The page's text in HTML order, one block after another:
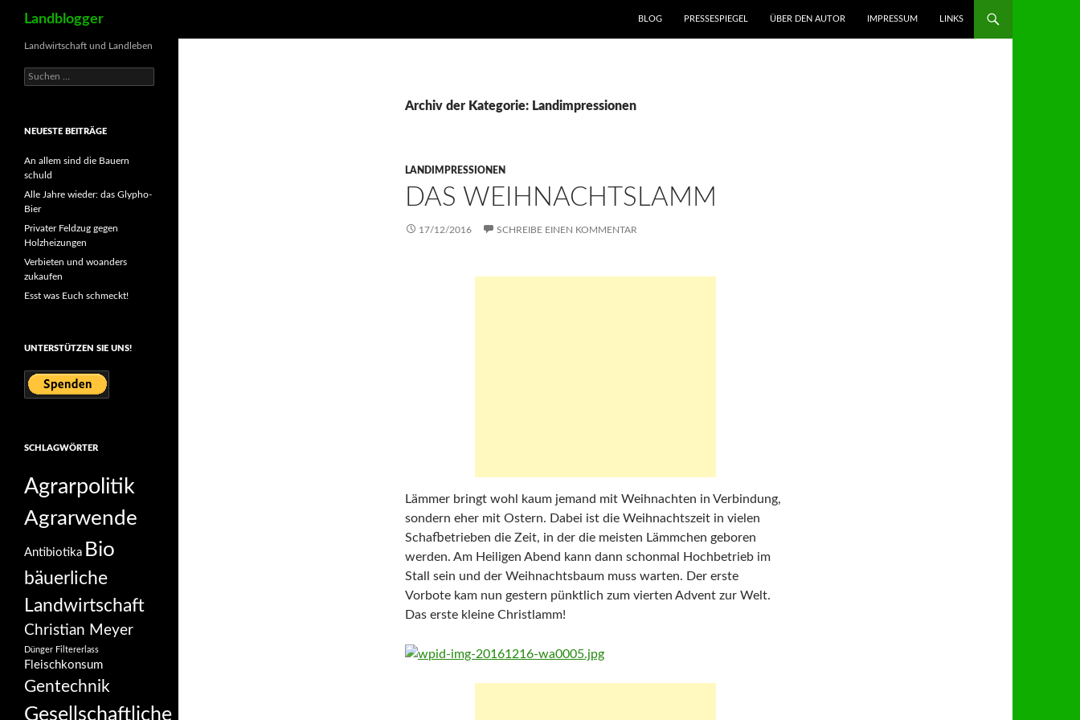
Landblogger
BLOG
PRESSESPIEGEL ÜBER DEN AUTOR IMPRESSUM LINKS
Archiv der Kategorie: Landimpressionen
LANDIMPRESSIONEN
DAS WEIHNACHTSLAMM
17/12/2016 SCHREIBE EINEN KOMMENTAR
Lämmer bringt wohl kaum jemand mit Weihnachten in Verbindung,
sondern eher mit Ostern. Dabei ist die Weihnachtszeit in vielen
Schafbetrieben die Zeit, in der die meisten Lämmchen geboren
werden. Am Heiligen Abend kann dann schonmal Hochbetrieb im
Stall sein und der Weihnachtsbaum muss warten. Der erste
Vorbote kam nun gestern pünktlich zum vierten Advent zur Welt.
Das erste kleine Christlamm!
Landwirtschaft und Landleben
Suchen
nach:
NEUESTE BEITRÄGE
An allem sind die Bauern
schuld
Alle Jahre wieder: das Glypho-
Bier
Privater Feldzug gegen
Holzheizungen
Verbieten und woanders
zukaufen
Esst was Euch schmeckt!
UNTERSTÜTZEN SIE UNS!
SCHLAGWÖRTER
Agrarpolitik
Agrarwende
Antibiotika Bio
bäuerliche
Landwirtschaft
Christian Meyer
Dünger Filtererlass
Fleischkonsum
Gentechnik
Gesellschaftliche